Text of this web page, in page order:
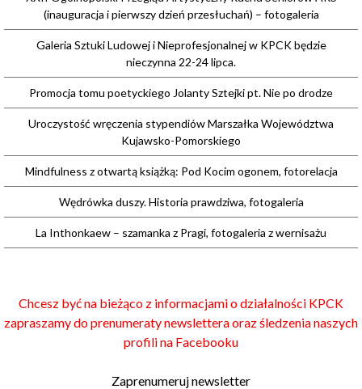
(inauguracja i pierwszy dzień przesłuchań) – fotogaleria
Galeria Sztuki Ludowej i Nieprofesjonalnej w KPCK będzie
nieczynna 22-24 lipca.
Promocja tomu poetyckiego Jolanty Sztejki pt. Nie po drodze
Uroczystość wręczenia stypendiów Marszałka Województwa
Kujawsko-Pomorskiego
Mindfulness z otwartą książką: Pod Kocim ogonem, fotorelacja
Wędrówka duszy. Historia prawdziwa, fotogaleria
La Inthonkaew – szamanka z Pragi, fotogaleria z wernisażu
Chcesz być na bieżąco z informacjami o działalności KPCK
zapraszamy do prenumeraty newslettera oraz śledzenia naszych
profili na Facebooku
Zaprenumeruj newsletter